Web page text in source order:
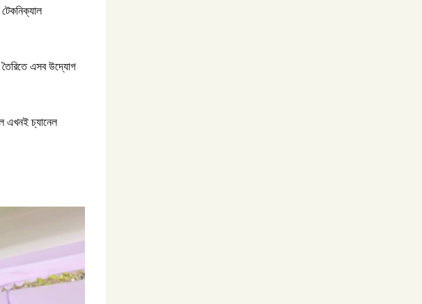
তৈরিতে এসব উদ্যোগ
এখনই চ্যানেল